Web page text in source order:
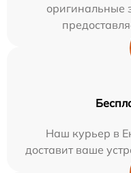
оригинальные
Наш курьер в
доставит ваше